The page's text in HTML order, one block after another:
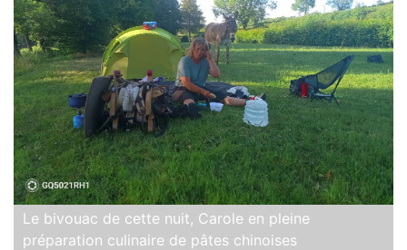
Le bivouac de cette nuit, Carole en pleine
préparation culinaire de pâtes chinoises